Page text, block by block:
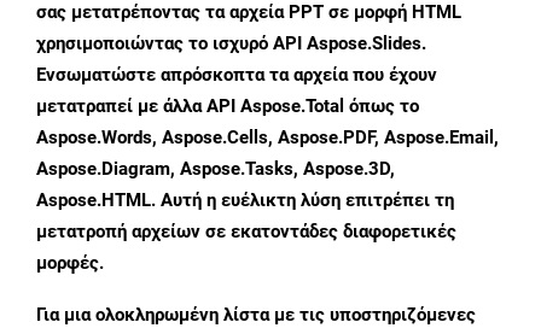
σας μετατρέποντας τα αρχεία PPT σε μορφή HTML
χρησιμοποιώντας το ισχυρό API Aspose.Slides.
Ενσωματώστε απρόσκοπτα τα αρχεία που έχουν
μετατραπεί με άλλα API Aspose.Total όπως το
Aspose.Words, Aspose.Cells, Aspose.PDF, Aspose.Email,
Aspose.Diagram, Aspose.Tasks, Aspose.3D,
Aspose.HTML. Αυτή η ευέλικτη λύση επιτρέπει τη
μετατροπή αρχείων σε εκατοντάδες διαφορετικές
μορφές.
Για μια ολοκληρωμένη λίστα με τις υποστηριζόμενες